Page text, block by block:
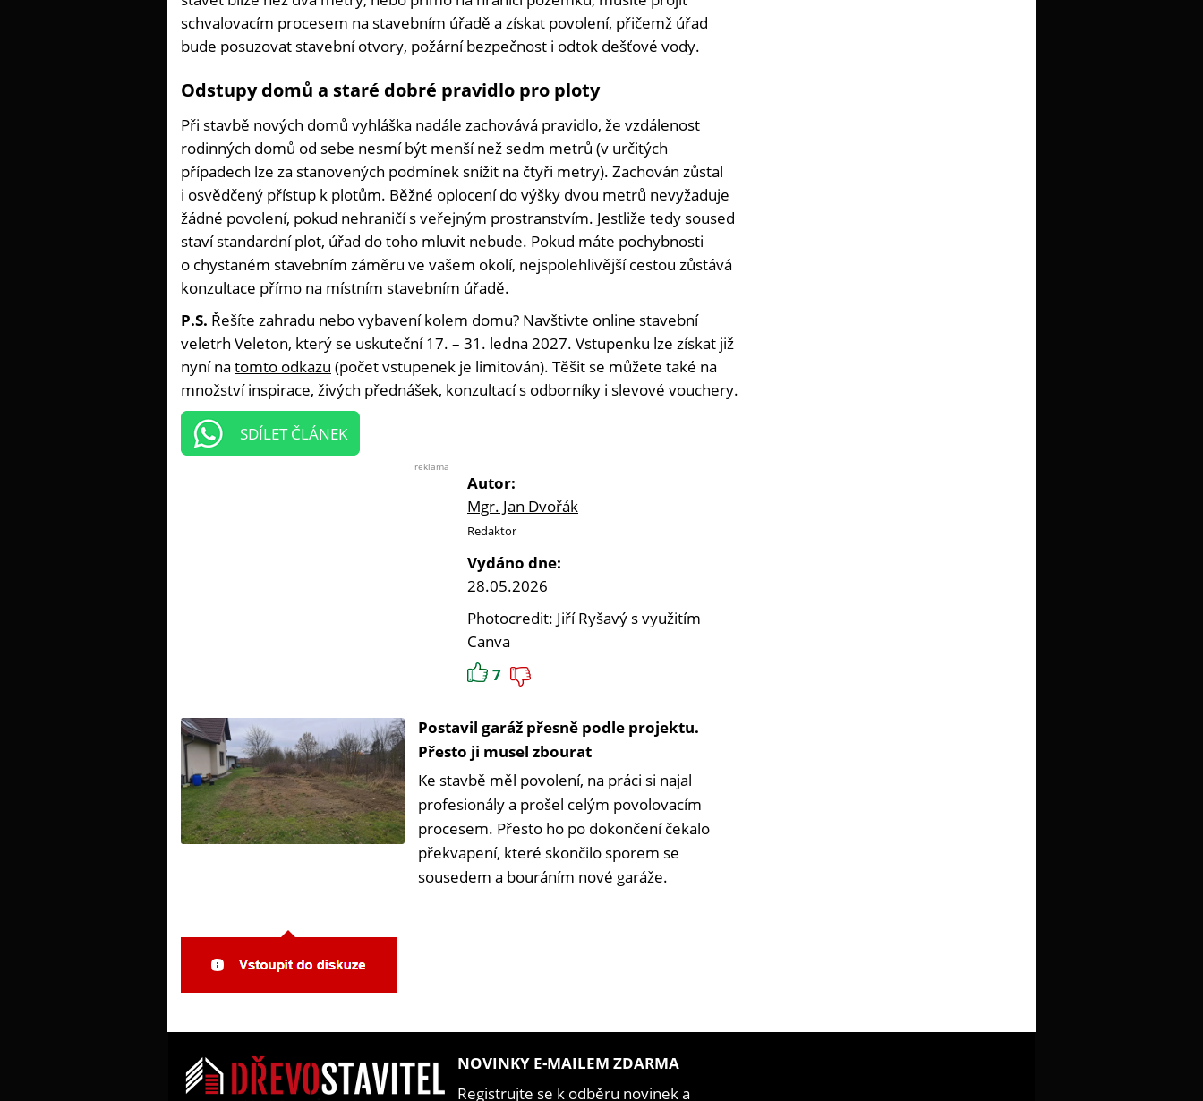
schvalovacím procesem na stavebním úřadě a získat povolení, přičemž úřad
bude posuzovat stavební otvory, požární bezpečnost i odtok dešťové vody.
Odstupy domů a staré dobré pravidlo pro ploty
Při stavbě nových domů vyhláška nadále zachovává pravidlo, že vzdálenost
rodinných domů od sebe nesmí být menší než sedm metrů (v určitých
případech lze za stanovených podmínek snížit na čtyři metry). Zachován zůstal
i osvědčený přístup k plotům. Běžné oplocení do výšky dvou metrů nevyžaduje
žádné povolení, pokud nehraničí s veřejným prostranstvím. Jestliže tedy soused
staví standardní plot, úřad do toho mluvit nebude. Pokud máte pochybnosti
o chystaném stavebním záměru ve vašem okolí, nejspolehlivější cestou zůstává
konzultace přímo na místním stavebním úřadě.
P.S. Řešíte zahradu nebo vybavení kolem domu? Navštivte online stavební
veletrh Veleton, který se uskuteční 17. – 31. ledna 2027. Vstupenku lze získat již
nyní na tomto odkazu (počet vstupenek je limitován). Těšit se můžete také na
množství inspirace, živých přednášek, konzultací s odborníky i slevové vouchery.
SDÍLET ČLÁNEK
reklama
Autor:
Mgr. Jan Dvořák
Redaktor
Vydáno dne:
28.05.2026
Photocredit: Jiří Ryšavý s využitím
Canva
7
Postavil garáž přesně podle projektu.
Přesto ji musel zbourat
Ke stavbě měl povolení, na práci si najal
profesionály a prošel celým povolovacím
procesem. Přesto ho po dokončení čekalo
překvapení, které skončilo sporem se
sousedem a bouráním nové garáže.
NOVINKY E-MAILEM ZDARMA
Registrujte se k odběru novinek a